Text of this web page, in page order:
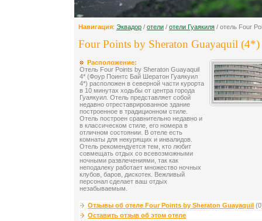
Навигация: Эквадор / отели / отели Гуаякиля / отель Four
Four Points by Sheraton Guayaquil (4*)
Расположение:
Отель Four Points by Sheraton Guayaquil
4* (Фоур Поинтс Бай Шератон Гуаякуил
4*) расположен в северной части курорта
в 10 минутах ходьбы от центра города
Гуаякуил. Отель представляет собой
недавно отреставрированное здание
построенное в традиционном стиле.
Отель построен сравнительно недавно и
в классическом стиле, его номера в
отличном состоянии. В отеле есть
комнаты для некурящих и инвалидов.
Отель рекомендуется тем, кто любит
совмещать отдых со всевозможными
ночными развлечениями, так как
неподалеку работает множество ночных
клубов, баров, дискотек. Вежливый
персонал сделает ваш отдых
незабываемым.
Отзывы об отеле Four Points by Sheraton Guayaquil
Оставить отзыв об этом отеле